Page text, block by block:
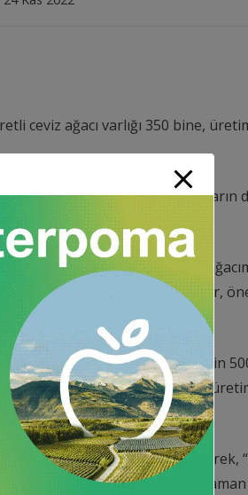
ceviz ağacı varlığı 350 bine,
sonra Valilik ile diğer kurumların
“İlçemizde 350 bin ceviz
işaretli bir üründür. Niksar,
Özdüzgün, “Serenli’de 5 bin
yılda 2 bin 500 ton ceviz
verilmesi gerektiğini dile getirerek,
ayrılması gerekiyor. Zaman